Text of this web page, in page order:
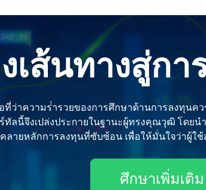
เส้นทางสู่กา
ว่าความร่ํารวยของการศึกษาด้านการลงทุน
ลนี้จึงเปล่งประกายในฐานะผู้ทรงคุณวุฒิ โดย
ลายหลักการลงทุนที่ซับซ้อน เพื่อให้มั่นใจว่าผู้ใ
ศึกษาเพิ่มเติม